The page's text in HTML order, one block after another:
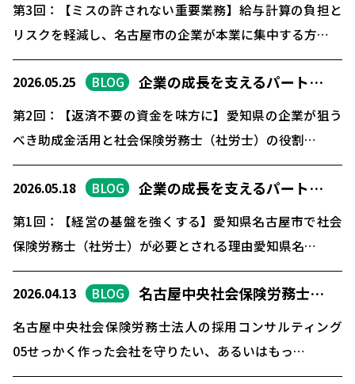
第3回：【ミスの許されない重要業務】給与計算の負担と
リスクを軽減し、名古屋市の企業が本業に集中する方…
2026.05.25 BLOG 企業の成長を支えるパート…
第2回：【返済不要の資金を味方に】愛知県の企業が狙う
べき助成金活用と社会保険労務士（社労士）の役割…
2026.05.18 BLOG 企業の成長を支えるパート…
第1回：【経営の基盤を強くする】愛知県名古屋市で社会
保険労務士（社労士）が必要とされる理由愛知県名…
2026.04.13 BLOG 名古屋中央社会保険労務士…
名古屋中央社会保険労務士法人の採用コンサルティング
05せっかく作った会社を守りたい、あるいはもっ…